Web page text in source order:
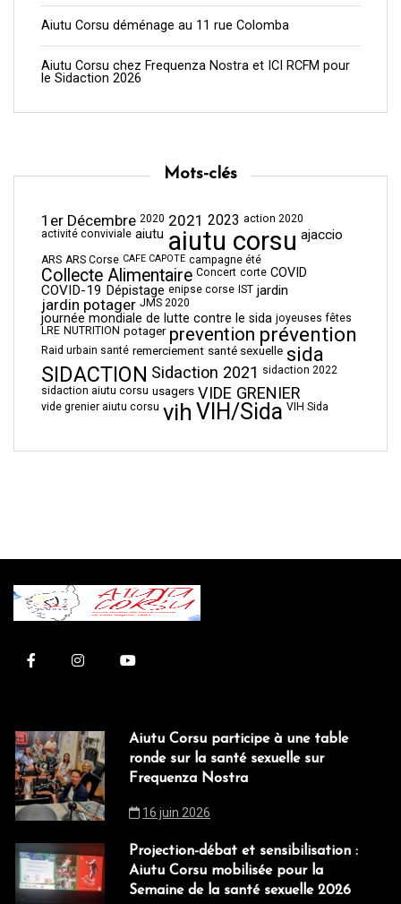
Aiutu Corsu déménage au 11 rue Colomba
Aiutu Corsu chez Frequenza Nostra et ICI RCFM pour
le Sidaction 2026
Mots-clés
1er Décembre 2020 2021 2023 action 2020
activité conviviale aiutu aiutu corsu ajaccio
ARS ARS Corse CAFE CAPOTE campagne été
Collecte Alimentaire Concert corte COVID
COVID-19 Dépistage enipse corse IST jardin
jardin potager JMS 2020
journée mondiale de lutte contre le sida joyeuses fêtes
LRE NUTRITION potager prevention prévention
Raid urbain santé remerciement santé sexuelle sida
SIDACTION Sidaction 2021 sidaction 2022
sidaction aiutu corsu usagers VIDE GRENIER
vide grenier aiutu corsu vih VIH/Sida VIH Sida
Aiutu Corsu participe à une table
ronde sur la santé sexuelle sur
Frequenza Nostra
16 juin 2026
Projection-débat et sensibilisation :
Aiutu Corsu mobilisée pour la
Semaine de la santé sexuelle 2026